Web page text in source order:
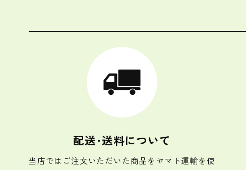
配送・送料について
当店ではご注文いただいた商品をヤマト運輸を使